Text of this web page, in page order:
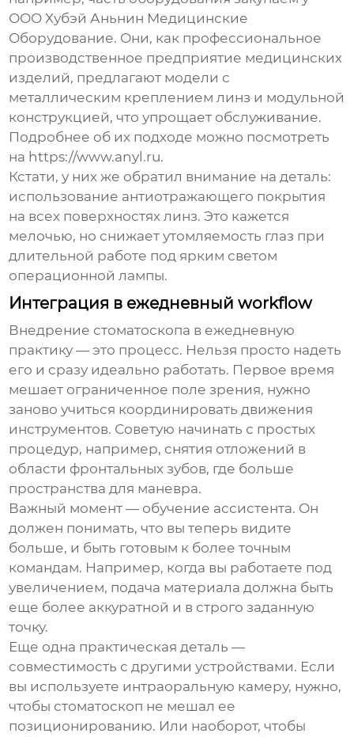
ООО Хубэй Аньнин Медицинские
Оборудование. Они, как профессиональное
производственное предприятие медицинских
изделий, предлагают модели с
металлическим креплением линз и модульной
конструкцией, что упрощает обслуживание.
Подробнее об их подходе можно посмотреть
на https://www.anyl.ru.
Кстати, у них же обратил внимание на деталь:
использование антиотражающего покрытия
на всех поверхностях линз. Это кажется
мелочью, но снижает утомляемость глаз при
длительной работе под ярким светом
операционной лампы.
Интеграция в ежедневный workflow
Внедрение стоматоскопа в ежедневную
практику — это процесс. Нельзя просто надеть
его и сразу идеально работать. Первое время
мешает ограниченное поле зрения, нужно
заново учиться координировать движения
инструментов. Советую начинать с простых
процедур, например, снятия отложений в
области фронтальных зубов, где больше
пространства для маневра.
Важный момент — обучение ассистента. Он
должен понимать, что вы теперь видите
больше, и быть готовым к более точным
командам. Например, когда вы работаете под
увеличением, подача материала должна быть
еще более аккуратной и в строго заданную
точку.
Еще одна практическая деталь —
совместимость с другими устройствами. Если
вы используете интраоральную камеру, нужно,
чтобы стоматоскоп не мешал ее
позиционированию. Или наоборот, чтобы